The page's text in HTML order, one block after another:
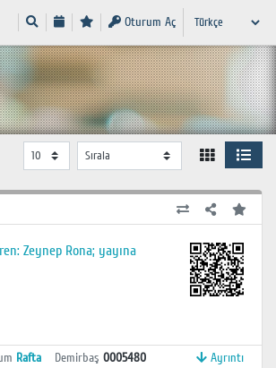
Oturum Aç
Zeynep Rona; yayına
Rafta Demirbaş 0005480 Ayrıntı